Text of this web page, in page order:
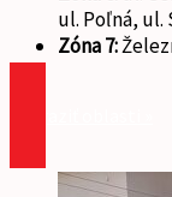
ul. Poľná, ul.
Zóna 7: